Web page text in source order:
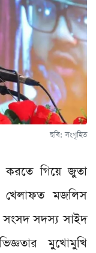
ছবি: সংগৃহিত
গিয়ে জুতা
খেলাফত মজলিস
সংসদ সদস্য সাইদ
মুখোমুখি